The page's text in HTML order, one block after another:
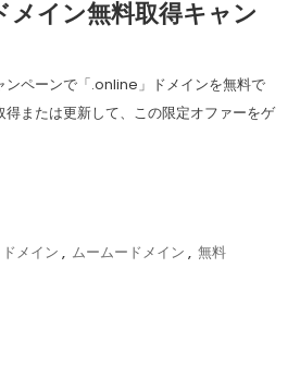
メイン無料取得キャン
ンペーンで「.online」ドメインを無料で
または更新して、この限定オファーをゲ
ドメイン , ムームードメイン , 無料